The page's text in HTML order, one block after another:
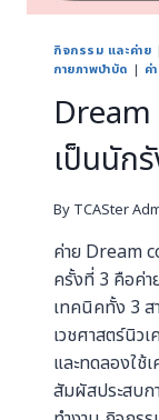
กิจกรรม และค่าย
กายภาพบำบัด | ค่
เป็นนัก
By TCASter
ค่าย Dream
ครั้งที่ 3 คือค่า
เทคนิคทั้ง 3 ส
เวชศาสตร์นิว
และทดลองใช้
สัมผัสประสบก